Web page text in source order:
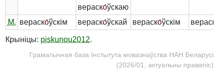
вераско́ўскаю
М. вераско́ўскім вераско́ўскай вераско́ўскім вераск
Крыніцы: piskunou2012.
Граматычная база Інстытута мовазнаўства НАН Беларусі
(2026/01, актуальны правапіс)